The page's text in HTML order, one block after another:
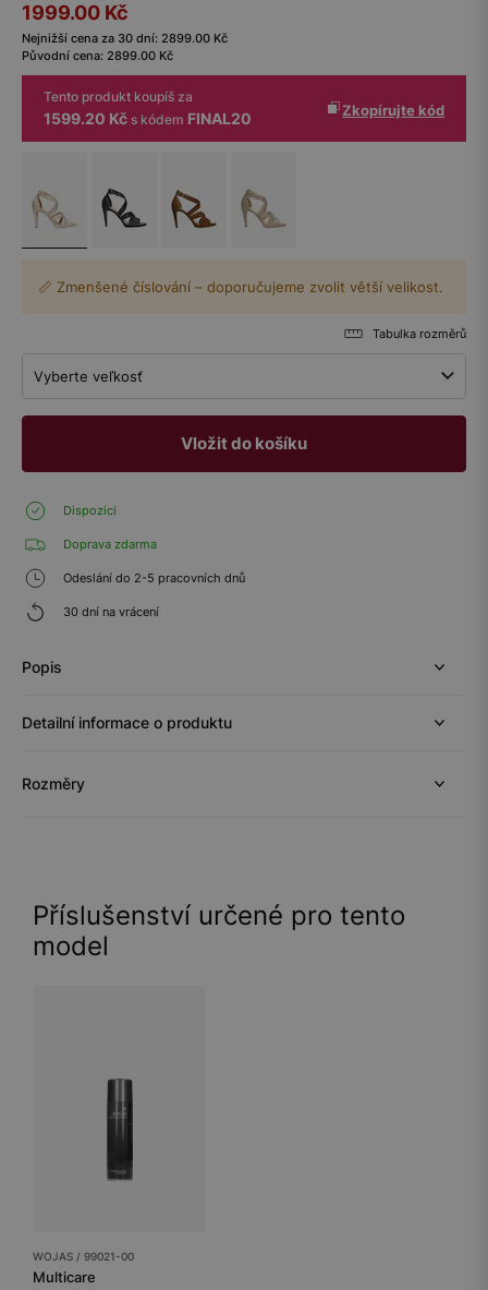
1999.00 Kč
Nejnižší cena za 30 dní: 2899.00 Kč
Původní cena: 2899.00 Kč
Tento produkt koupíš za
1599.20 Kč s kódem FINAL20 Zkopírujte kód
📏 Zmenšené číslování – doporučujeme zvolit větší velikost.
Tabulka rozměrů
Vyberte veľkosť
Vložit do košíku
Dispozici
Doprava zdarma
Odeslání do 2-5 pracovních dnů
30 dní na vrácení
Popis
Detailní informace o produktu
Rozměry
Příslušenství určené pro tento
model
WOJAS / 99021-00
Multicare